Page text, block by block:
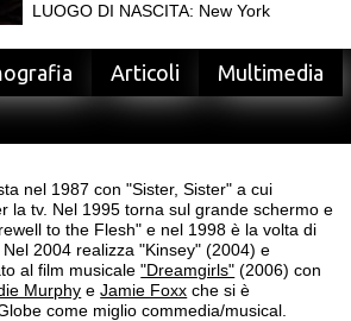
LUOGO DI NASCITA: New York
Articoli
Multimedia
nel 1987 con "Sister, Sister" a cui
la tv. Nel 1995 torna sul grande schermo e
to the Flesh" e nel 1998 è la volta di
. Nel 2004 realizza "Kinsey" (2004) e
al film musicale"Dreamgirls" (2006) con
Murphy eJamie Foxx che si è
come miglio commedia/musical.